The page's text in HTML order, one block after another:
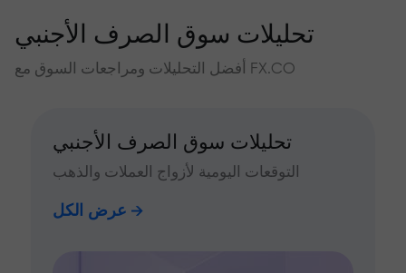
تحليلات سوق الصرف الأجنبي
أفضل التحليلات ومراجعات السوق مع FX.CO
تحليلات سوق الصرف الأجنبي
التوقعات اليومية لأزواج العملات والذهب
عرض الكل